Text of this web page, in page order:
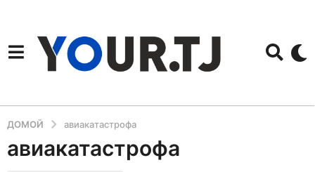
ДОМОЙ авиакатастрофа
авиакатастрофа